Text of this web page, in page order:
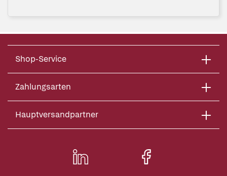
Shop-Service
Zahlungsarten
Hauptversandpartner